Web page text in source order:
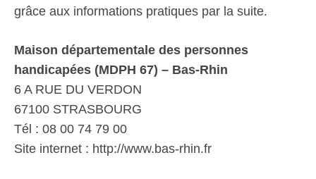
grâce aux informations pratiques par la suite.
Maison départementale des personnes
handicapées (MDPH 67) – Bas-Rhin
6 A RUE DU VERDON
67100 STRASBOURG
Tél : 08 00 74 79 00
Site internet : http://www.bas-rhin.fr